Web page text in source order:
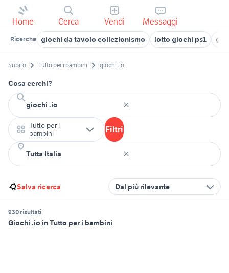
Home Cerca Vendi Messaggi
Ricerche giochi da tavolo collezionismo lotto giochi ps1
Subito Tutto per i bambini giochi .io
Cosa cerchi?
Tutto per i
bambini
Filtri
Salva ricerca Dal più rilevante
930 risultati
Giochi .io in Tutto per i bambini